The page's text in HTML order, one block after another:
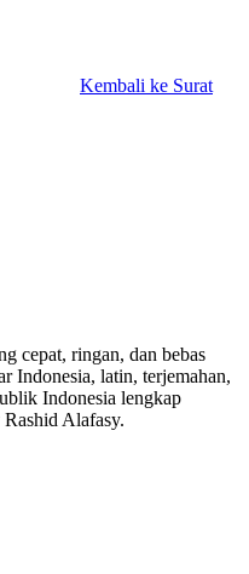
Kembali ke Surat
cepat, ringan, dan bebas
Indonesia, latin, terjemahan,
Indonesia lengkap
Alafasy.